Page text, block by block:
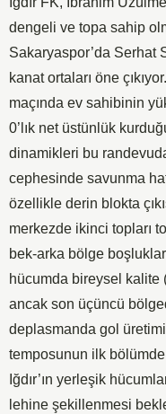
dengeli ve topa sahip
Sakaryaspor’da Serhat
kanat ortaları öne
maçında ev sahibinin
0’lık net üstünlük
dinamikleri bu
cephesinde savunma
özellikle derin blokta
merkezde ikinci topları
bek-arka bölge
hücumda bireysel kalite
ancak son üçüncü
deplasmanda gol
temposunun ilk
Iğdır’ın yerleşik
lehine şekillenmesi